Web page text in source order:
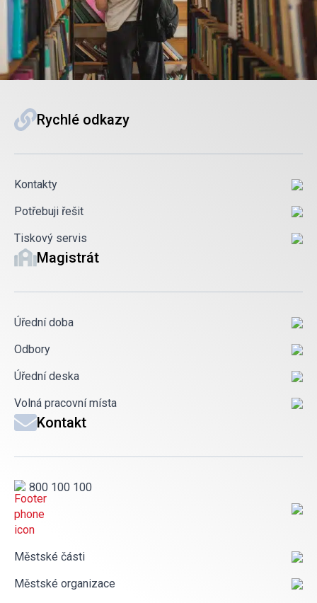
Rychlé odkazy
Kontakty
Potřebuji řešit
Tiskový servis
Magistrát
Úřední doba
Odbory
Úřední deska
Volná pracovní místa
Kontakt
800 100 100
Městské části
Městské organizace